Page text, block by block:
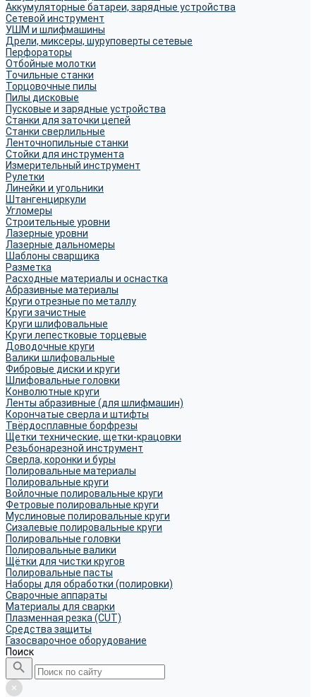
Аккумуляторные батареи, зарядные устройства
Сетевой инструмент
УШМ и шлифмашины
Дрели, миксеры, шуруповерты сетевые
Перфораторы
Отбойные молотки
Точильные станки
Торцовочные пилы
Пилы дисковые
Пусковые и зарядные устройства
Станки для заточки цепей
Станки сверлильные
Ленточнопильные станки
Стойки для инструмента
Измерительный инструмент
Рулетки
Линейки и угольники
Штангенциркули
Угломеры
Строительные уровни
Лазерные уровни
Лазерные дальномеры
Шаблоны сварщика
Разметка
Расходные материалы и оснастка
Абразивные материалы
Круги отрезные по металлу
Круги зачистные
Круги шлифовальные
Круги лепестковые торцевые
Доводочные круги
Валики шлифовальные
Фибровые диски и круги
Шлифовальные головки
Конволютные круги
Ленты абразивные (для шлифмашин)
Корончатые сверла и штифты
Твёрдосплавные борфрезы
Щетки технические, щетки-крацовки
Резьбонарезной инструмент
Сверла, коронки и буры
Полировальные материалы
Полировальные круги
Войлочные полировальные круги
Фетровые полировальные круги
Муслиновые полировальные круги
Cизалевые полировальные круги
Полировальные головки
Полировальные валики
Щётки для чистки кругов
Полировальные пасты
Наборы для обработки (полировки)
Сварочные аппараты
Материалы для сварки
Плазменная резка (CUT)
Средства защиты
Газосварочное оборудование
Поиск